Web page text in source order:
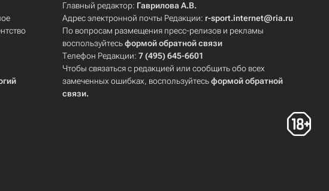
Главный редактор: Гаврилова А.В.
Адрес электронной почты Редакции: r-sport.internet@ria.ru
По вопросам размещения пресс-релизов и рекламы
воспользуйтесьформой обратной связи
Телефон Редакции:7 (495) 645-6601
Чтобы связаться с редакцией или сообщить обо всех
замеченных ошибках, воспользуйтесьформой обратной
связи.